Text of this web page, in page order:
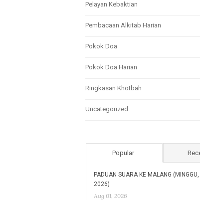
Pelayan Kebaktian
Pembacaan Alkitab Harian
Pokok Doa
Pokok Doa Harian
Ringkasan Khotbah
Uncategorized
Popular
PADUAN SUARA KE MALANG
2026)
Aug 01, 2026